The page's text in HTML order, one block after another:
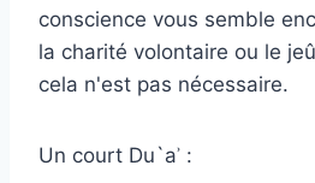
conscience vous semble
la charité volontaire ou le
cela n'est pas nécessaire.
Un court Du`aʾ :